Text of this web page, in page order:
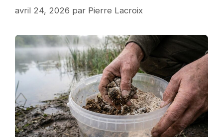
avril 24, 2026 par Pierre Lacroix